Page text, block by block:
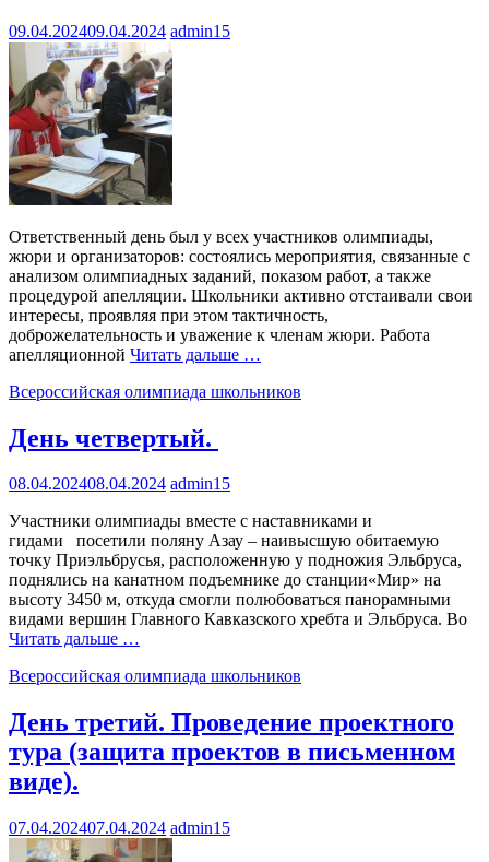
09.04.202409.04.2024 admin15
Ответственный день был у всех участников олимпиады,
жюри и организаторов: состоялись мероприятия, связанные с
анализом олимпиадных заданий, показом работ, а также
процедурой апелляции. Школьники активно отстаивали свои
интересы, проявляя при этом тактичность,
доброжелательность и уважение к членам жюри. Работа
апелляционной Читать дальше …
Всероссийская олимпиада школьников
День четвертый.
08.04.202408.04.2024 admin15
Участники олимпиады вместе с наставниками и
гидами посетили поляну Азау – наивысшую обитаемую
точку Приэльбрусья, расположенную у подножия Эльбруса,
поднялись на канатном подъемнике до станции«Мир» на
высоту 3450 м, откуда смогли полюбоваться панорамными
видами вершин Главного Кавказского хребта и Эльбруса. Во
Читать дальше …
Всероссийская олимпиада школьников
День третий. Проведение проектного
тура (защита проектов в письменном
виде).
07.04.202407.04.2024 admin15